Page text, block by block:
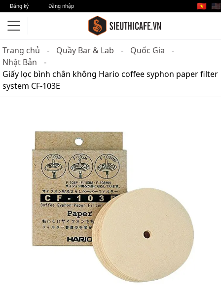
Đăng ký Đăng nhập 🇻🇳 🇺🇸
Trang chủ Quầy Bar & Lab
Quốc Gia
Nhật Bản
Giấy lọc bình chân không Hario coffee syphon paper filter
system CF-103E